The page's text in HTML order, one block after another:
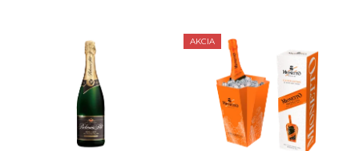
AKCIA